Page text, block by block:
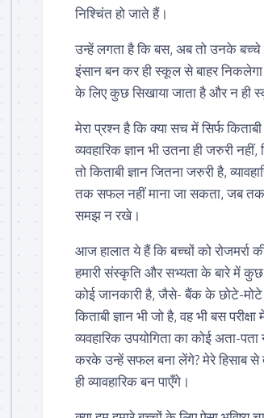
निश्चिंत हो जाते हैं।
उन्हें लगता है कि बस, अब तो उनके बच्चे
इंसान बन कर ही स्कूल से बाहर
के लिए कुछ सिखाया जाता है और न ही
मेरा प्रश्न है कि क्या सच में सिर्फ
व्यवहारिक ज्ञान भी उतना ही जरुरी
तो किताबी ज्ञान जितना जरुरी है,
तक सफल नहीं माना जा सकता, जब तक
समझ न रखे।
आज हालात ये हैं कि बच्चों को रोजमर्रा
हमारी संस्कृति और सभ्यता के बारे में
कोई जानकारी है, जैसे- बैंक के छोटे-मोटे
किताबी ज्ञान भी जो है, वह भी बस
व्यवहारिक उपयोगिता का कोई अता-
करके उन्हें सफल बना लेंगे? मेरे हिसाब से
ही व्यावहारिक बन पाएँगे।